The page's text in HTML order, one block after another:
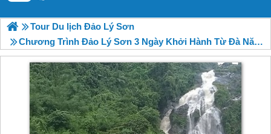
Tour Du lịch Đảo Lý Sơn
Chương Trình Đảo Lý Sơn 3 Ngày Khởi Hành Từ Đà Năng